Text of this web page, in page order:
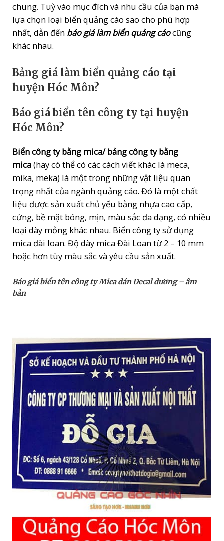
chung. Tuỳ vào mục đích và nhu cầu của bạn mà
lựa chọn loại biển quảng cáo sao cho phù hợp
nhất, dẫn đến báo giá làm biển quảng cáocũng
khác nhau.
Bảng giá làm biển quảng cáo tại
huyện Hóc Môn?
Báo giá biển tên công ty tại huyện
Hóc Môn?
Biển công ty bằng mica/ bảng công ty bằng
mica(hay có thể có các cách viết khác là meca,
mika, meka) là một trong những vật liệu quan
trọng nhất của ngành quảng cáo. Đó là một chất
liệu được sản xuất chủ yếu bằng nhựa cao cấp,
cứng, bề mặt bóng, mịn, màu sắc đa dạng, có nhiều
loại dày mỏng khác nhau. Biển công ty sử dụng
mica đài loan. Độ dày mica Đài Loan từ 2 – 10 mm
hoặc hơn tùy màu sắc và yêu cầu sản xuất.
Báo giá biển tên công ty Mica dán Decal dương – âm
bản